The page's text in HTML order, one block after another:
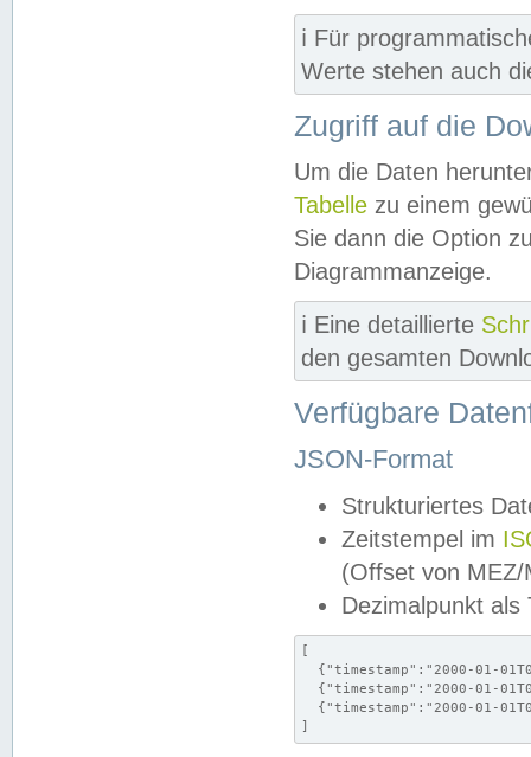
ℹ️ Für
Werte stehen auch
Zugriff auf die
Um die Daten
Tabelle zu einem
Sie dann die Option
Diagrammanzeige.
ℹ️ Eine detaillierte
den gesamten
Verfügbare
JSON-Format
Strukturiertes
Zeitstempel im
(Offset von MEZ/
Dezimalpunkt als
[
{"timestamp":"2000-01-
{"timestamp":"2000-01-
{"timestamp":"2000-01-
]